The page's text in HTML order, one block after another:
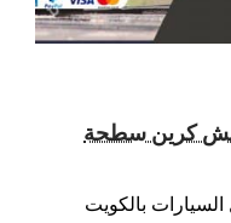
/ 65557275 / ونش كرين سطحة
بالكويت